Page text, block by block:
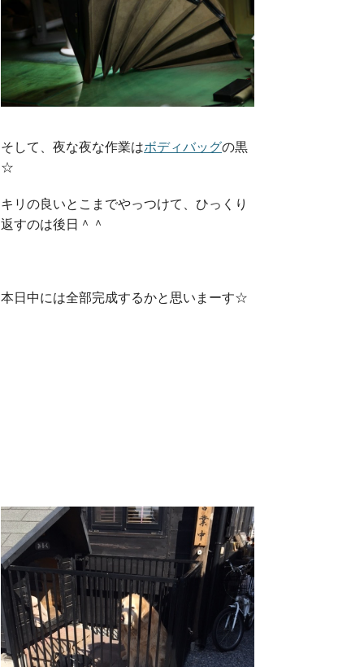
そして、夜な夜な作業はボディバッグの黒
☆
キリの良いとこまでやっつけて、ひっくり
返すのは後日＾＾
本日中には全部完成するかと思いまーす☆